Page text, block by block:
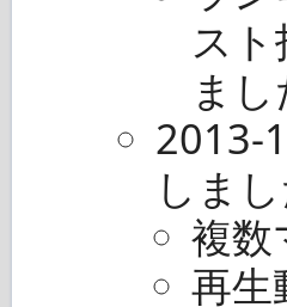
ス
まし
2013-
しま
複数
再生